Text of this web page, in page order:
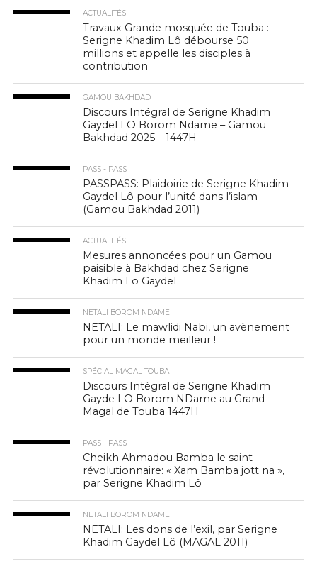
ACTUALITÉS
Travaux Grande mosquée de Touba :
Serigne Khadim Lô débourse 50
millions et appelle les disciples à
contribution
GAMOU BAKHDAD
Discours Intégral de Serigne Khadim
Gaydel LO Borom Ndame – Gamou
Bakhdad 2025 – 1447H
PASS - PASS
PASSPASS: Plaidoirie de Serigne Khadim
Gaydel Lô pour l’unité dans l’islam
(Gamou Bakhdad 2011)
ACTUALITÉS
Mesures annoncées pour un Gamou
paisible à Bakhdad chez Serigne
Khadim Lo Gaydel
NETALI BOROM NDAME
NETALI: Le mawlidi Nabi, un avènement
pour un monde meilleur !
SPÉCIAL MAGAL TOUBA
Discours Intégral de Serigne Khadim
Gayde LO Borom NDame au Grand
Magal de Touba 1447H
PASS - PASS
Cheikh Ahmadou Bamba le saint
révolutionnaire: « Xam Bamba jott na »,
par Serigne Khadim Lô
NETALI BOROM NDAME
NETALI: Les dons de l’exil, par Serigne
Khadim Gaydel Lô (MAGAL 2011)